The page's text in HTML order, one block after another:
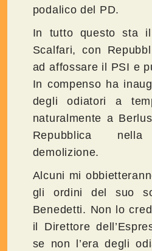
podalico del PD.
In tutto questo sta
Scalfari, con
ad affossare il PSI e
In compenso ha
degli odiatori a
naturalmente a
Repubblica
demolizione.
Alcuni mi
gli ordini del suo
Benedetti. Non lo
il Direttore
se non l’era degli